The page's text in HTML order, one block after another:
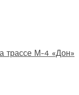
трассе М-4 «Дон»